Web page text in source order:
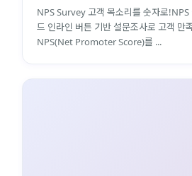
NPS Survey 고객 목소리를 숫자로!NPS
드 인라인 버튼 기반 설문조사로 고객 만
NPS(Net Promoter Score)를 ...